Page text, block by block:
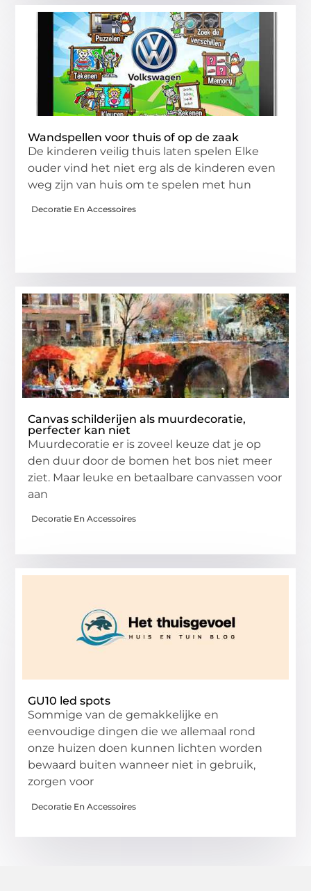
Wandspellen voor thuis of op de zaak
De kinderen veilig thuis laten spelen Elke
ouder vind het niet erg als de kinderen even
weg zijn van huis om te spelen met hun
Decoratie En Accessoires
Canvas schilderijen als muurdecoratie,
perfecter kan niet
Muurdecoratie er is zoveel keuze dat je op
den duur door de bomen het bos niet meer
ziet. Maar leuke en betaalbare canvassen voor
aan
Decoratie En Accessoires
GU10 led spots
Sommige van de gemakkelijke en
eenvoudige dingen die we allemaal rond
onze huizen doen kunnen lichten worden
bewaard buiten wanneer niet in gebruik,
zorgen voor
Decoratie En Accessoires